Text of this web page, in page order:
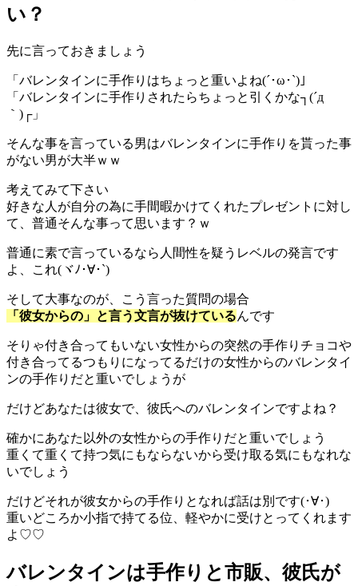
い？
先に言っておきましょう
「バレンタインに手作りはちょっと重いよね(´･ω･`)」
「バレンタインに手作りされたらちょっと引くかな┐(´д
｀)┌」
そんな事を言っている男はバレンタインに手作りを貰った事
がない男が大半ｗｗ
考えてみて下さい
好きな人が自分の為に手間暇かけてくれたプレゼントに対し
て、普通そんな事って思います？ｗ
普通に素で言っているなら人間性を疑うレベルの発言です
よ、これ(ヾﾉ･∀･`)
そして大事なのが、こう言った質問の場合
「彼女からの」と言う文言が抜けているんです
そりゃ付き合ってもいない女性からの突然の手作りチョコや
付き合ってるつもりになってるだけの女性からのバレンタイ
ンの手作りだと重いでしょうが
だけどあなたは彼女で、彼氏へのバレンタインですよね？
確かにあなた以外の女性からの手作りだと重いでしょう
重くて重くて持つ気にもならないから受け取る気にもなれな
いでしょう
だけどそれが彼女からの手作りとなれば話は別です(･∀･)
重いどころか小指で持てる位、軽やかに受けとってくれます
よ♡♡
バレンタインは手作りと市販、彼氏が